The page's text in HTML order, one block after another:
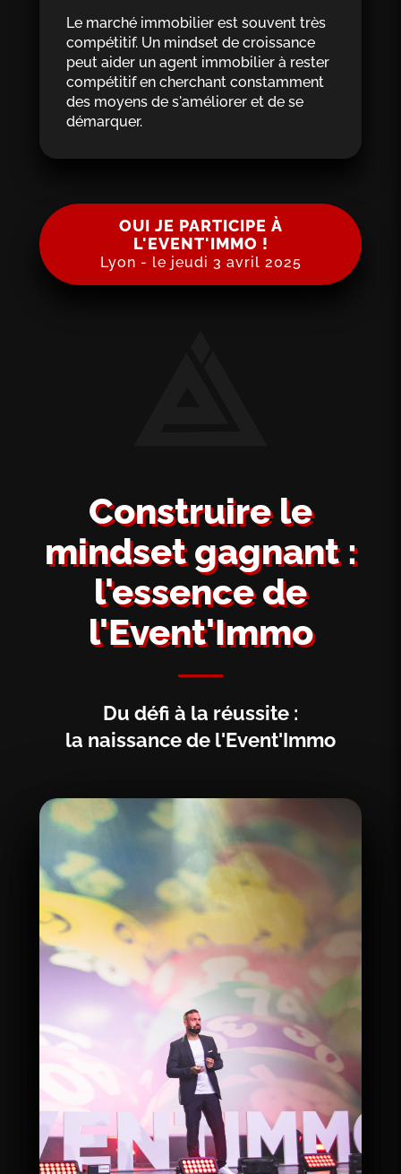
Le marché immobilier est souvent très
compétitif. Un mindset de croissance
peut aider un agent immobilier à rester
compétitif en cherchant constamment
des moyens de s'améliorer et de se
démarquer.
OUI JE PARTICIPE À
L'EVENT'IMMO !
Lyon - le jeudi 3 avril 2025
Construire le
mindset gagnant :
l'essence de
l'Event'Immo
Du défi à la réussite :
la naissance de l'Event'Immo